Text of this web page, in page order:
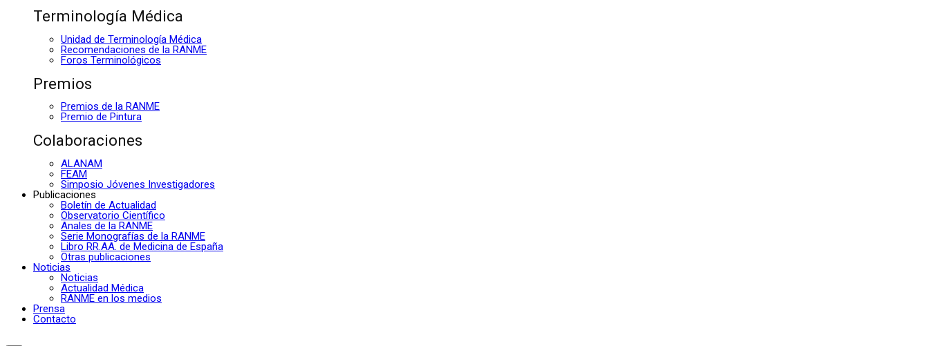
Terminología Médica
Unidad de Terminología Médica
Recomendaciones de la RANME
Foros Terminológicos
Premios
Premios de la RANME
Premio de Pintura
Colaboraciones
ALANAM
FEAM
Simposio Jóvenes Investigadores
Publicaciones
Boletín de Actualidad
Observatorio Científico
Anales de la RANME
Serie Monografías de la RANME
Libro RR.AA. de Medicina de España
Otras publicaciones
Noticias
Noticias
Actualidad Médica
RANME en los medios
Prensa
Contacto